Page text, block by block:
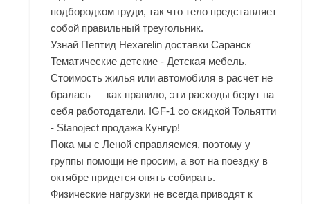
подбородком груди, так что тело представляет
собой правильный треугольник.
Узнай Пептид Hexarelin доставки Саранск
Тематические детские - Детская мебель.
Стоимость жилья или автомобиля в расчет не
бралась — как правило, эти расходы берут на
себя работодатели. IGF-1 со скидкой Тольятти
- Stanoject продажа Кунгур!
Пока мы с Леной справляемся, поэтому у
группы помощи не просим, а вот на поездку в
октябре придется опять собирать.
Физические нагрузки не всегда приводят к